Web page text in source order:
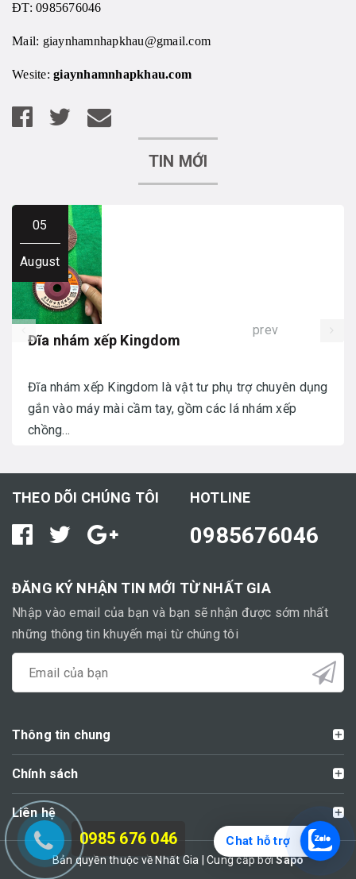
ĐT: 0985676046
Mail: giaynhamnhapkhau@gmail.com
Wesite: giaynhamnhapkhau.com
TIN MỚI
05
August
Đĩa nhám xếp Kingdom
Đĩa nhám xếp Kingdom là vật tư phụ trợ chuyên dụng
gắn vào máy mài cầm tay, gồm các lá nhám xếp
chồng...
prev
THEO DÕI CHÚNG TÔI HOTLINE
0985676046
ĐĂNG KÝ NHẬN TIN MỚI TỪ NHẤT GIA
Nhập vào email của bạn và bạn sẽ nhận được sớm nhất
những thông tin khuyến mại từ chúng tôi
Thông tin chung
Chính sách
Liên hệ
Bản quyền thuộc về Nhất Gia | Cung cấp bởiSapo
0985 676 046 Chat hỗ trợ